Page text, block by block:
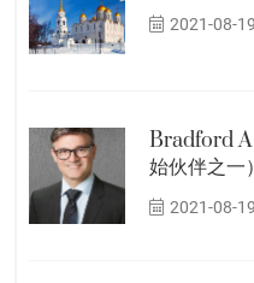
2021-08-19
Bradford
始伙伴之一）
2021-08-19